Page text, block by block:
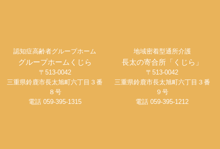
認知症高齢者グループホーム
グループホームくじら
〒513-0042
三重県鈴鹿市長太旭町六丁目３番
８号
電話 059-395-1315
地域密着型通所介護
長太の寄合所「くじら」
〒513-0042
三重県鈴鹿市長太旭町六丁目３番
９号
電話 059-395-1212